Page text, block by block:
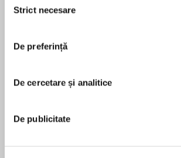
consimțământului
Strict necesare
De preferință
De cercetare și analitice
De publicitate
În acest moment nu există